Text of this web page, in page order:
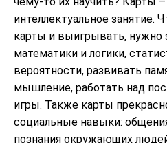
интеллектуальное занятие.
карты и выигрывать, нужно
математики и логики,
вероятности, развивать
мышление, работать над
игры. Также карты
социальные навыки:
познания окружающих